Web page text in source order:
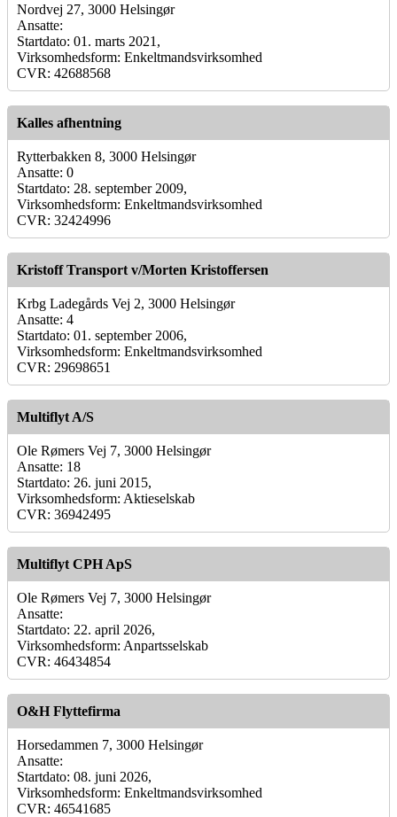
Nordvej 27, 3000 Helsingør
Ansatte:
Startdato: 01. marts 2021,
Virksomhedsform: Enkeltmandsvirksomhed
CVR: 42688568
Kalles afhentning
Rytterbakken 8, 3000 Helsingør
Ansatte: 0
Startdato: 28. september 2009,
Virksomhedsform: Enkeltmandsvirksomhed
CVR: 32424996
Kristoff Transport v/Morten Kristoffersen
Krbg Ladegårds Vej 2, 3000 Helsingør
Ansatte: 4
Startdato: 01. september 2006,
Virksomhedsform: Enkeltmandsvirksomhed
CVR: 29698651
Multiflyt A/S
Ole Rømers Vej 7, 3000 Helsingør
Ansatte: 18
Startdato: 26. juni 2015,
Virksomhedsform: Aktieselskab
CVR: 36942495
Multiflyt CPH ApS
Ole Rømers Vej 7, 3000 Helsingør
Ansatte:
Startdato: 22. april 2026,
Virksomhedsform: Anpartsselskab
CVR: 46434854
O&H Flyttefirma
Horsedammen 7, 3000 Helsingør
Ansatte:
Startdato: 08. juni 2026,
Virksomhedsform: Enkeltmandsvirksomhed
CVR: 46541685